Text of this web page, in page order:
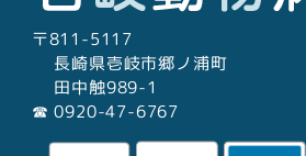
〒811-5117
長崎県壱岐市郷ノ浦町
田中触989-1
☎︎ 0920-47-6767